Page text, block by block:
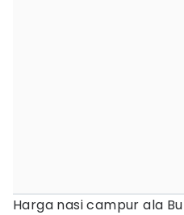
Harga nasi campur ala